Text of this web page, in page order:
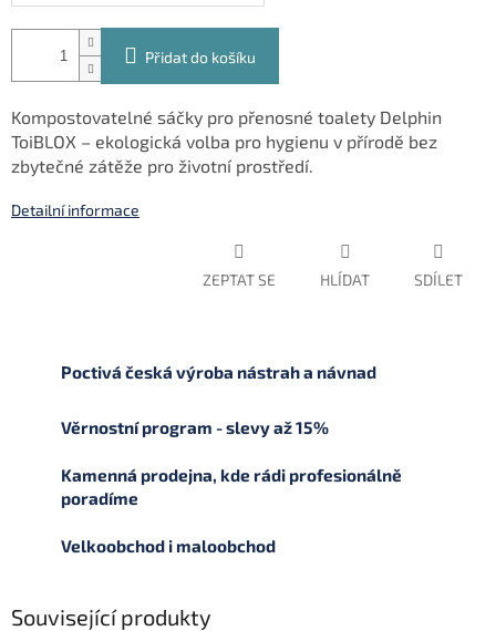
Přidat do košíku
Kompostovatelné sáčky pro přenosné toalety Delphin
ToiBLOX – ekologická volba pro hygienu v přírodě bez
zbytečné zátěže pro životní prostředí.
Detailní informace
ZEPTAT SE HLÍDAT SDÍLET
Poctivá česká výroba nástrah a návnad
Věrnostní program - slevy až 15%
Kamenná prodejna, kde rádi profesionálně
poradíme
Velkoobchod i maloobchod
Související produkty